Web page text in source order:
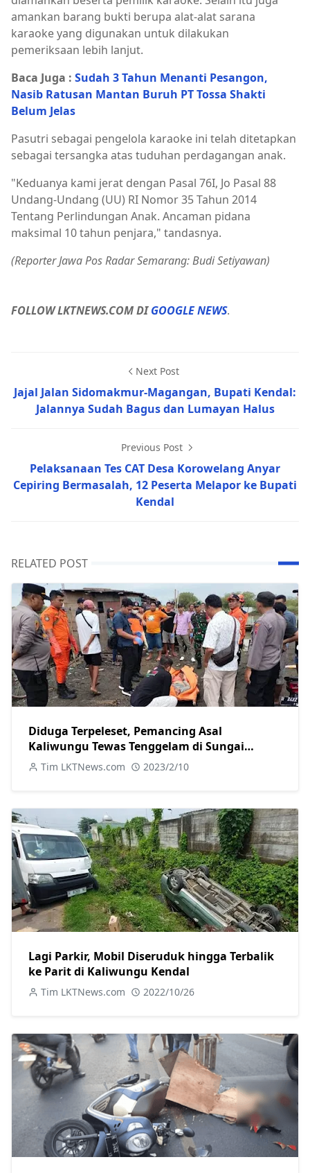
amankan barang bukti berupa alat-alat sarana
karaoke yang digunakan untuk dilakukan
pemeriksaan lebih lanjut.
Baca Juga : Sudah 3 Tahun Menanti Pesangon,
Nasib Ratusan Mantan Buruh PT Tossa Shakti
Belum Jelas
Pasutri sebagai pengelola karaoke ini telah ditetapkan
sebagai tersangka atas tuduhan perdagangan anak.
"Keduanya kami jerat dengan Pasal 76I, Jo Pasal 88
Undang-Undang (UU) RI Nomor 35 Tahun 2014
Tentang Perlindungan Anak. Ancaman pidana
maksimal 10 tahun penjara," tandasnya.
(Reporter Jawa Pos Radar Semarang: Budi Setiyawan)
FOLLOW LKTNEWS.COM DIGOOGLE NEWS.
Next Post
Jajal Jalan Sidomakmur-Magangan, Bupati Kendal:
Jalannya Sudah Bagus dan Lumayan Halus
Previous Post
Pelaksanaan Tes CAT Desa Korowelang Anyar
Cepiring Bermasalah, 12 Peserta Melapor ke Bupati
Kendal
RELATED POST
Diduga Terpeleset, Pemancing Asal
Kaliwungu Tewas Tenggelam di Sungai
Wakak Kendal
Tim LKTNews.com 2023/2/10
Lagi Parkir, Mobil Diseruduk hingga Terbalik
ke Parit di Kaliwungu Kendal
Tim LKTNews.com 2022/10/26